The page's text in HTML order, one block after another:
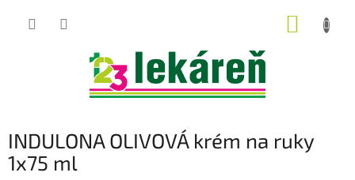
INDULONA OLIVOVÁ krém na ruky
1x75 ml